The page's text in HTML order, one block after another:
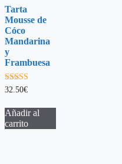
Tarta
Mousse de
Cóco
Mandarina
y
Frambuesa
5.00
32.50€
Añadir al
carrito